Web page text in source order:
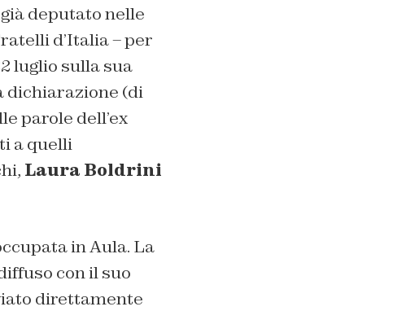
deputato nelle
d’Italia – per
luglio sulla sua
dichiarazione (di
parole dell’ex
a quelli
Laura Boldrini
in Aula. La
con il suo
direttamente